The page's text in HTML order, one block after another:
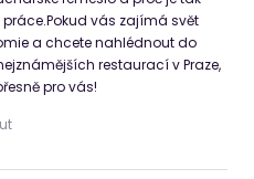
vás zajímá svět
a chcete nahlédnout do
restaurací v Praze,
pro vás!